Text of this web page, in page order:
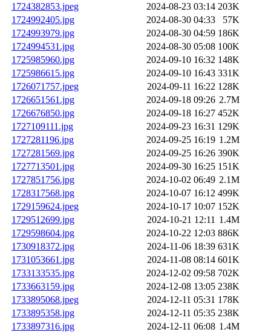
1724382853.jpeg
2024-08-23 03:14 203K
1724992405.jpg
2024-08-30 04:33
57K
1724993979.jpg
2024-08-30 04:59 186K
1724994531.jpg
2024-08-30 05:08 100K
1725985960.jpg
2024-09-10 16:32 148K
1725986615.jpg
2024-09-10 16:43 331K
1726071757.jpeg
2024-09-11 16:22 128K
1726651561.jpg
2024-09-18 09:26 2.7M
1726676850.jpg
2024-09-18 16:27 452K
1727109111.jpg
2024-09-23 16:31 129K
1727281196.jpg
2024-09-25 16:19 1.2M
1727281569.jpg
2024-09-25 16:26 390K
1727713501.jpg
2024-09-30 16:25 151K
1727851756.jpg
2024-10-02 06:49 2.1M
1728317568.jpg
2024-10-07 16:12 499K
1729159624.jpeg
2024-10-17 10:07 152K
1729512699.jpg
2024-10-21 12:11 1.4M
1729598604.jpg
2024-10-22 12:03 886K
1730918372.jpg
2024-11-06 18:39 631K
1731053661.jpg
2024-11-08 08:14 601K
1733133535.jpg
2024-12-02 09:58 702K
1733663159.jpg
2024-12-08 13:05 238K
1733895068.jpeg
2024-12-11 05:31 178K
1733895358.jpg
2024-12-11 05:35 238K
1733897316.jpg
2024-12-11 06:08 1.4M